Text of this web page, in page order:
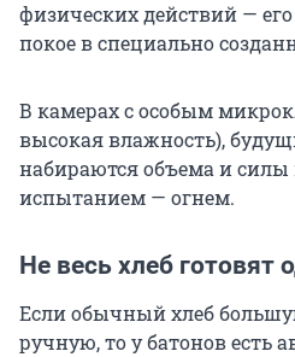
физических действий —
покое в специально
В камерах с особым
высокая влажность),
набираются объема и
испытанием — огнем.
Не весь хлеб готовят
Если обычный хлеб
ручную, то у батонов есть